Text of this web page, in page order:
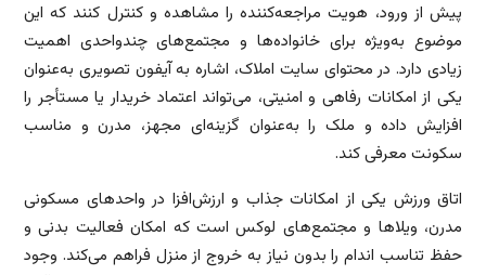
پیش از ورود، هویت مراجعه‌کننده را مشاهده و کنترل کنند که این
موضوع به‌ویژه برای خانواده‌ها و مجتمع‌های چندواحدی اهمیت
زیادی دارد. در محتوای سایت املاک، اشاره به آیفون تصویری به‌عنوان
یکی از امکانات رفاهی و امنیتی، می‌تواند اعتماد خریدار یا مستأجر را
افزایش داده و ملک را به‌عنوان گزینه‌ای مجهز، مدرن و مناسب
سکونت معرفی کند.
اتاق ورزش یکی از امکانات جذاب و ارزش‌افزا در واحدهای مسکونی
مدرن، ویلاها و مجتمع‌های لوکس است که امکان فعالیت بدنی و
حفظ تناسب اندام را بدون نیاز به خروج از منزل فراهم می‌کند. وجود